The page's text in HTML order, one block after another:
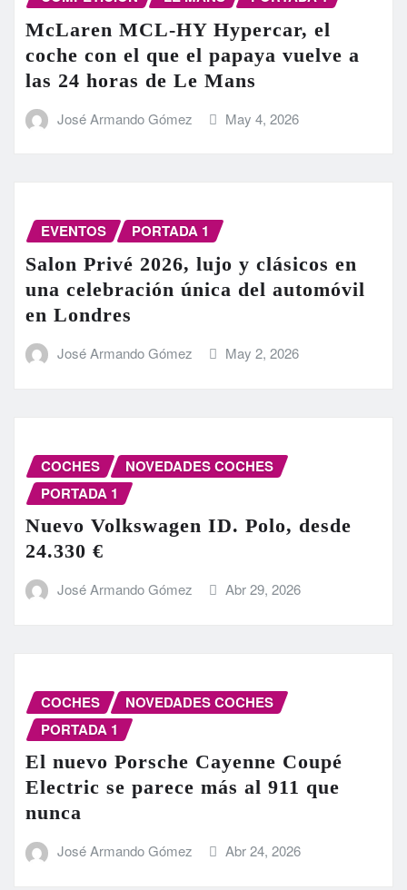
McLaren MCL-HY Hypercar, el
coche con el que el papaya vuelve a
las 24 horas de Le Mans
José Armando Gómez May 4, 2026
EVENTOS PORTADA 1
Salon Privé 2026, lujo y clásicos en
una celebración única del automóvil
en Londres
José Armando Gómez May 2, 2026
COCHES
NOVEDADES COCHES
PORTADA 1
Nuevo Volkswagen ID. Polo, desde
24.330 €
José Armando Gómez Abr 29, 2026
COCHES
NOVEDADES COCHES
PORTADA 1
El nuevo Porsche Cayenne Coupé
Electric se parece más al 911 que
nunca
José Armando Gómez Abr 24, 2026